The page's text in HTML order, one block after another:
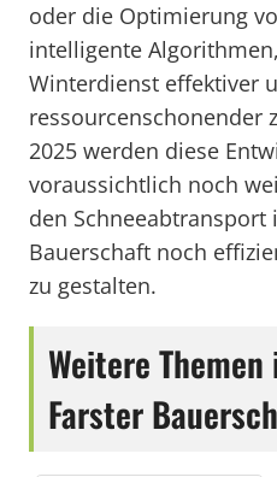
oder die Optimierung
intelligente
Winterdienst effektiver
ressourcenschonender
2025 werden diese
voraussichtlich noch
den Schneeabtransport
Bauerschaft noch
zu gestalten.
Weitere
Farster